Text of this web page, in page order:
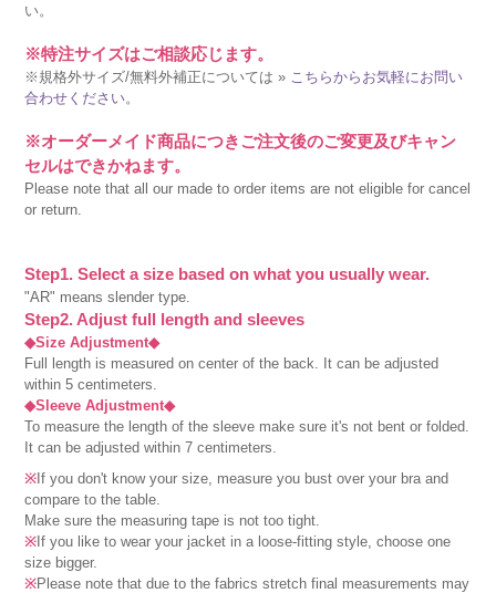
い。
※特注サイズはご相談応じます。
※規格外サイズ/無料外補正については » こちらからお気軽にお問い
合わせください。
※オーダーメイド商品につきご注文後のご変更及びキャン
セルはできかねます。
Please note that all our made to order items are not eligible for cancel
or return.
Step1. Select a size based on what you usually wear.
"AR" means slender type.
Step2. Adjust full length and sleeves
◆Size Adjustment◆
Full length is measured on center of the back. It can be adjusted
within 5 centimeters.
◆Sleeve Adjustment◆
To measure the length of the sleeve make sure it's not bent or folded.
It can be adjusted within 7 centimeters.
※If you don't know your size, measure you bust over your bra and
compare to the table.
Make sure the measuring tape is not too tight.
※If you like to wear your jacket in a loose-fitting style, choose one
size bigger.
※Please note that due to the fabrics stretch final measurements may